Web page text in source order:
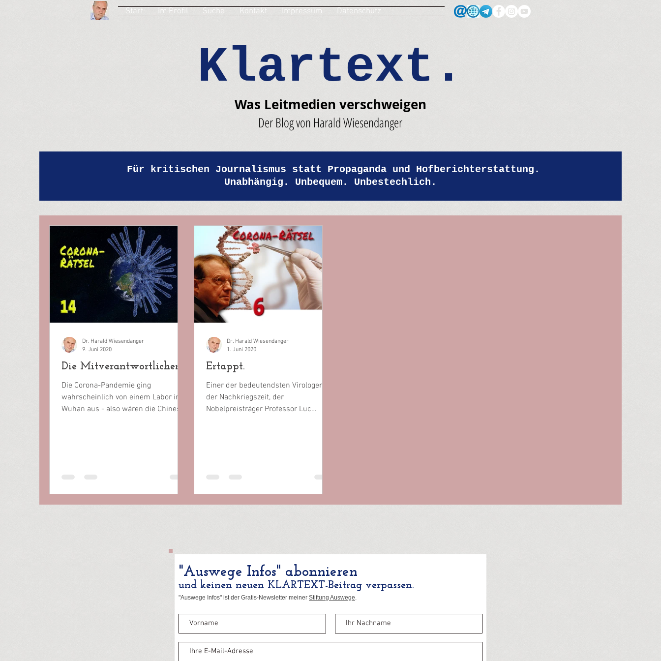
Start Im Profil Suche Kontakt Impressum Datenschutz
Klartext.
Was Leitmedien verschweigen
Der Blog von Harald Wiesendanger
Für kritischen Journalismus statt Propaganda und Hofberichterstattung.
Unabhängig. Unbequem. Unbestechlich.
Die Mitverantwortlichen.
Die Corona-Pandemie ging
wahrscheinlich von einem Labor in
Wuhan aus - also wären die Chinesen
Dr. Harald Wiesendanger
9. Juni 2020
Ertappt.
Einer der bedeu­tend­sten Virologen
der Nachkriegszeit, der
Nobelpreisträger Professor Luc
Dr. Harald Wiesendanger
1. Juni 2020
"Auswege Infos" abonnieren
und keinen neuen KLARTEXT-Beitrag verpassen.
"Auswege Infos" ist der Gratis-Newsletter meiner Stiftung Auswege